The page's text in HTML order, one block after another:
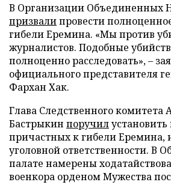
В Организации Объединенных
призвалипровести
гибели Еремина. «Мы против
журналистов. Подобные
полноценно расследовать», –
официального представителя
Фархан Хак.
Глава Следственного комитета
Бастрыкин поручилустановить
причастных к гибели Еремина,
уголовной ответственности. В
палате намерены
военкора орденом Мужества